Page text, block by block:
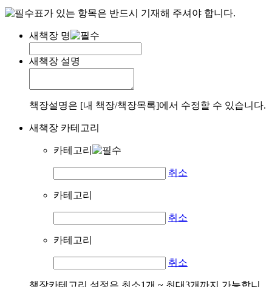
표가 있는 항목은 반드시 기재해 주셔야 합니다.
새책장 명
새책장 설명
책장설명은 [내 책장/책장목록]에서 수정할 수 있습니다.
새책장 카테고리
카테고리
취소
카테고리
취소
카테고리
취소